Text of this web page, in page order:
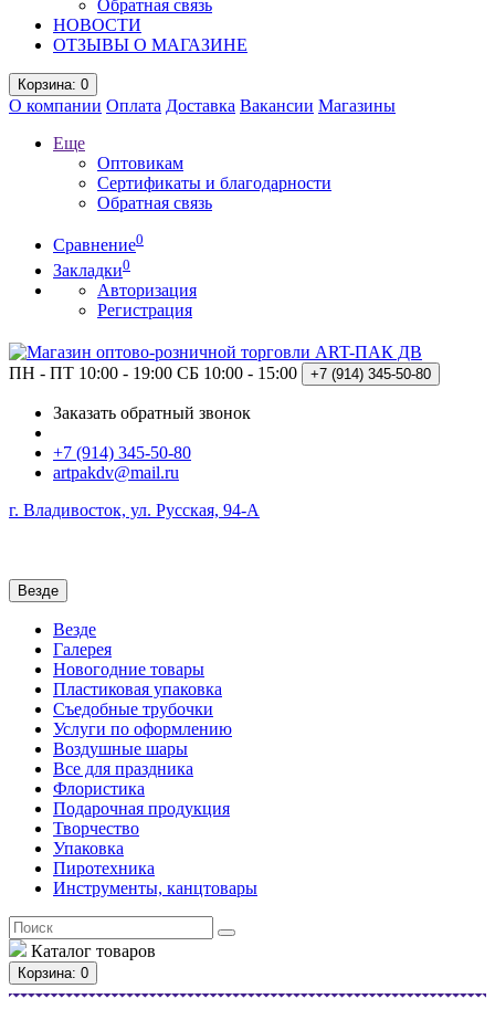
Обратная связь
НОВОСТИ
ОТЗЫВЫ О МАГАЗИНЕ
Корзина: 0
О компании Оплата Доставка Вакансии Магазины
Еще
Оптовикам
Сертификаты и благодарности
Обратная связь
Сравнение0
Закладки0
Авторизация
Регистрация
ПН - ПТ 10:00 - 19:00 СБ 10:00 - 15:00 +7 (914) 345-50-80
Заказать обратный звонок
+7 (914) 345-50-80
artpakdv@mail.ru
г. Владивосток, ул. Русская, 94-А
Везде
Везде
Галерея
Новогодние товары
Пластиковая упаковка
Съедобные трубочки
Услуги по оформлению
Воздушные шары
Все для праздника
Флористика
Подарочная продукция
Творчество
Упаковка
Пиротехника
Инструменты, канцтовары
Каталог товаров
Корзина: 0